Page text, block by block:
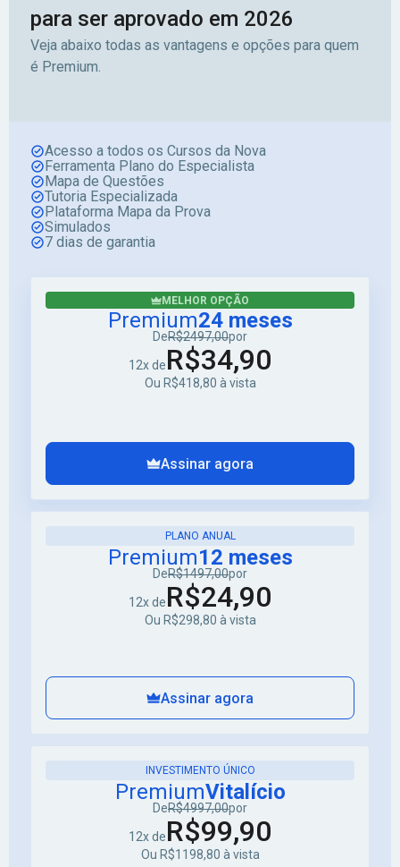
para ser aprovado em 2026
Veja abaixo todas as vantagens e opções para quem
é Premium.
Acesso a todos os Cursos da Nova
Ferramenta Plano do Especialista
Mapa de Questões
Tutoria Especializada
Plataforma Mapa da Prova
Simulados
7 dias de garantia
MELHOR OPÇÃO
Premium24 meses
DeR$2497,00por
12x deR$34,90
Ou R$418,80 à vista
Assinar agora
PLANO ANUAL
Premium12 meses
DeR$1497,00por
12x deR$24,90
Ou R$298,80 à vista
Assinar agora
INVESTIMENTO ÚNICO
PremiumVitalício
DeR$4997,00por
12x deR$99,90
Ou R$1198,80 à vista